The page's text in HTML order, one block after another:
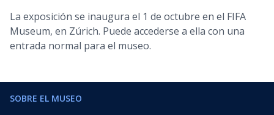
La exposición se inaugura el 1 de octubre en el FIFA
Museum, en Zúrich. Puede accederse a ella con una
entrada normal para el museo.
SOBRE EL MUSEO